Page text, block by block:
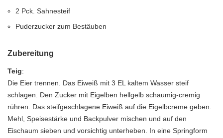
2 Pck. Sahnesteif
Puderzucker zum Bestäuben
Zubereitung
Teig:
Die Eier trennen. Das Eiweiß mit 3 EL kaltem Wasser steif
schlagen. Den Zucker mit Eigelben hellgelb schaumig-cremig
rühren. Das steifgeschlagene Eiweiß auf die Eigelbcreme geben.
Mehl, Speisestärke und Backpulver mischen und auf den
Eischaum sieben und vorsichtig unterheben. In eine Springform